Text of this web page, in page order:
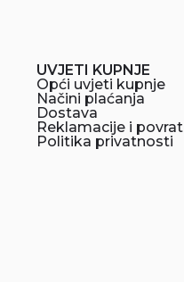
UVJETI KUPNJE
Opći uvjeti kupnje
Načini plaćanja
Dostava
Reklamacije i povrat
Politika privatnosti